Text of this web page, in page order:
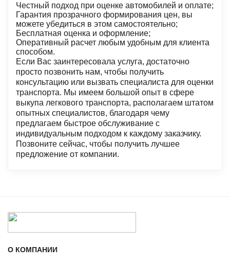
Честный подход при оценке автомобилей и оплате;
Гарантия прозрачного формирования цен, вы
можете убедиться в этом самостоятельно;
Бесплатная оценка и оформление;
Оперативный расчет любым удобным для клиента
способом.
Если Вас заинтересовала услуга, достаточно
просто позвонить нам, чтобы получить
консультацию или вызвать специалиста для оценки
транспорта. Мы имеем большой опыт в сфере
выкупа легкового транспорта, располагаем штатом
опытных специалистов, благодаря чему
предлагаем быстрое обслуживание с
индивидуальным подходом к каждому заказчику.
Позвоните сейчас, чтобы получить лучшее
предложение от компании.
О КОМПАНИИ